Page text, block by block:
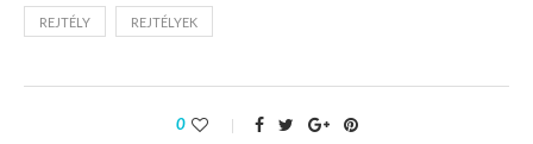
REJTÉLY REJTÉLYEK
0